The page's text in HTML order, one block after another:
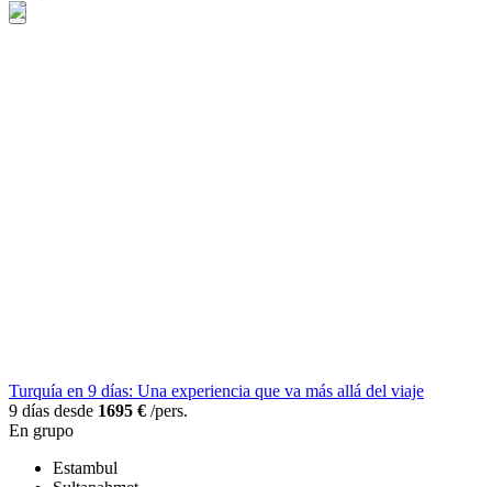
Turquía en 9 días: Una experiencia que va más allá del viaje
9 días desde 1695 € /pers.
En grupo
Estambul